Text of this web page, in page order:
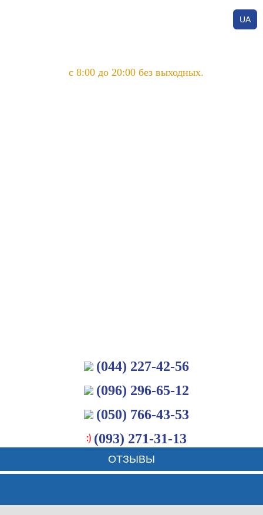
с 8:00 до 20:00 без выходных.
(044) 227-42-56
(096) 296-65-12
(050) 766-43-53
(093) 271-31-13
UA
ОТЗЫВЫ